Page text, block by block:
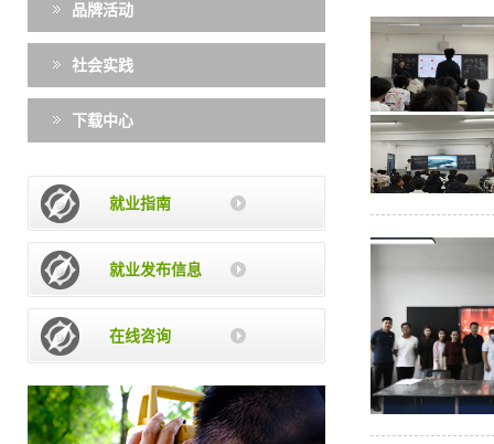
品牌活动
社会实践
下载中心
就业指南
就业发布信息
在线咨询